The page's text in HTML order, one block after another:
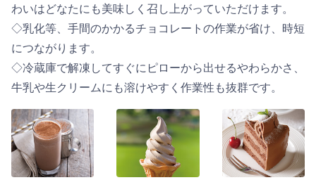
わいはどなたにも美味しく召し上がっていただけます。
◇乳化等、手間のかかるチョコレートの作業が省け、時短
につながります。
◇冷蔵庫で解凍してすぐにピローから出せるやわらかさ、
牛乳や生クリームにも溶けやすく作業性も抜群です。